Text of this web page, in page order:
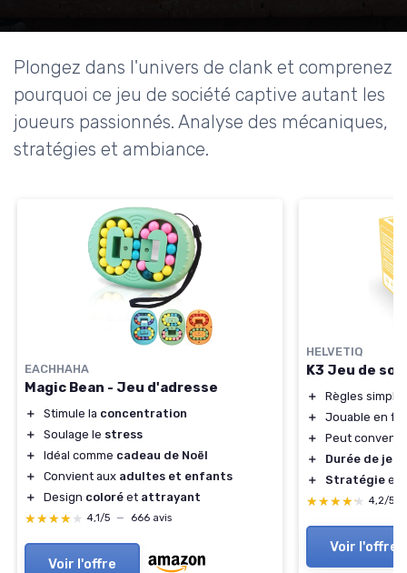
Plongez dans l'univers de clank et comprenez
pourquoi ce jeu de société captive autant les
joueurs passionnés. Analyse des mécaniques,
stratégies et ambiance.
EACHHAHA
Magic Bean - Jeu d'adresse
＋ Stimule la concentration
＋
Soulage le stress
＋
Idéal comme cadeau de Noël
＋
Convient aux adultes et enfants
＋
Design coloré et attrayant
★★★★★
★★★★★ 4,1/5 — 666 avis
Voir l'offre
HELVETIQ
K3 Jeu de
＋
Règles
＋
Jouable en
＋
Peut convenir
＋
Durée de jeu
＋
Stratégie et
★★★★★
★★★★★ 4,2/5
Voir l'offre